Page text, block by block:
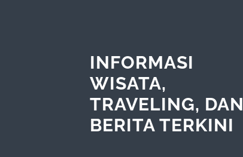
INFORMASI
WISATA,
TRAVELING, DAN
BERITA TERKINI